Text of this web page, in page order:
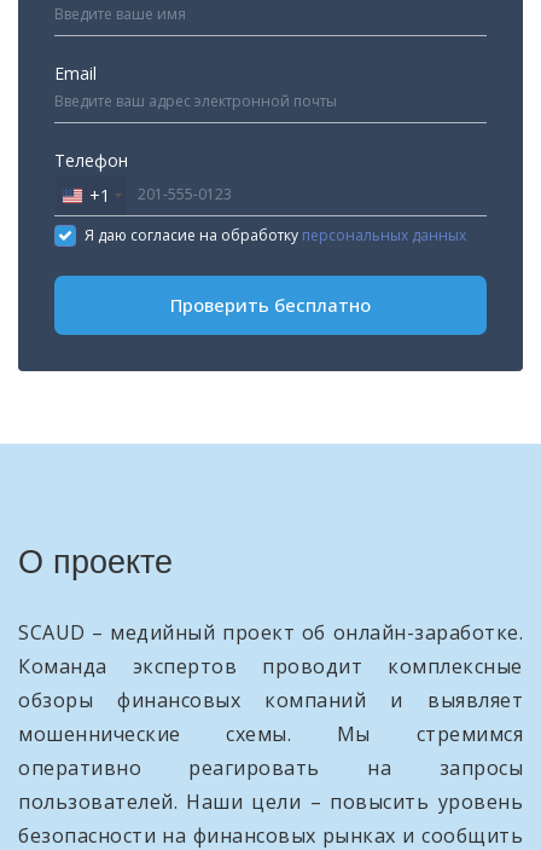
Email
Телефон
United
States
+1
+1
Я даю согласие на обработку персональных данных
Проверить бесплатно
О проекте
SCAUD – медийный проект об онлайн-заработке.
Команда экспертов проводит комплексные
обзоры финансовых компаний и выявляет
мошеннические схемы. Мы стремимся
оперативно реагировать на запросы
пользователей. Наши цели – повысить уровень
безопасности на финансовых рынках и сообщить